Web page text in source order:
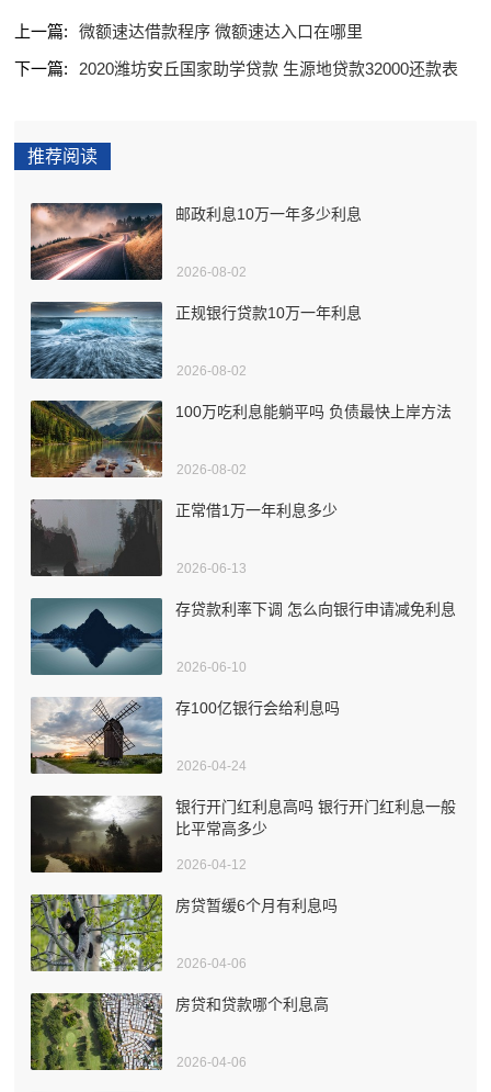
上一篇:
微额速达借款程序 微额速达入口在哪里
下一篇:
2020潍坊安丘国家助学贷款 生源地贷款32000还款表
推荐阅读
邮政利息10万一年多少利息
2026-08-02
正规银行贷款10万一年利息
2026-08-02
100万吃利息能躺平吗 负债最快上岸方法
2026-08-02
正常借1万一年利息多少
2026-06-13
存贷款利率下调 怎么向银行申请减免利息
2026-06-10
存100亿银行会给利息吗
2026-04-24
银行开门红利息高吗 银行开门红利息一般
比平常高多少
2026-04-12
房贷暂缓6个月有利息吗
2026-04-06
房贷和贷款哪个利息高
2026-04-06